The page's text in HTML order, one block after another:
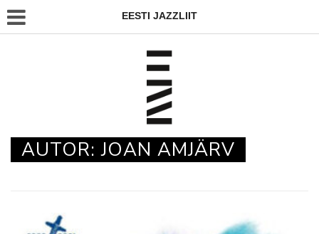
EESTI JAZZLIIT
AUTOR:JOAN AMJÄRV